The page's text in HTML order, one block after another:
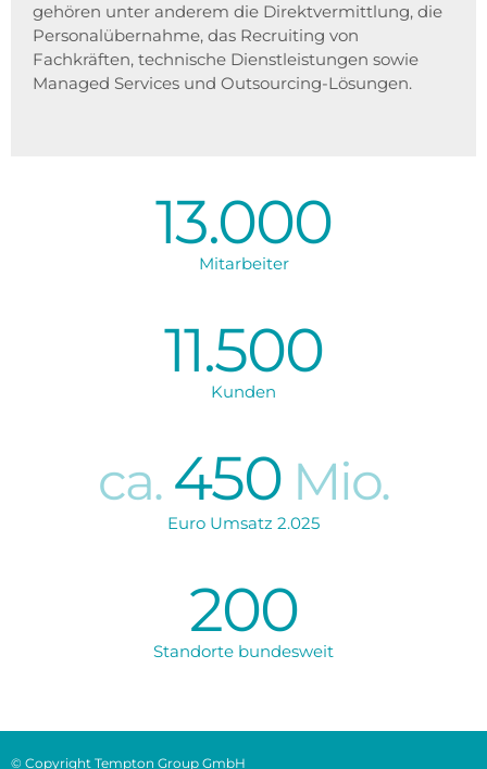
gehören unter anderem die Direktvermittlung, die
Personalübernahme, das Recruiting von
Fachkräften, technische Dienstleistungen sowie
Managed Services und Outsourcing-Lösungen.
13.000
Mitarbeiter
11.500
Kunden
ca. 450 Mio.
Euro Umsatz 2.025
200
Standorte bundesweit
© Copyright Tempton Group GmbH